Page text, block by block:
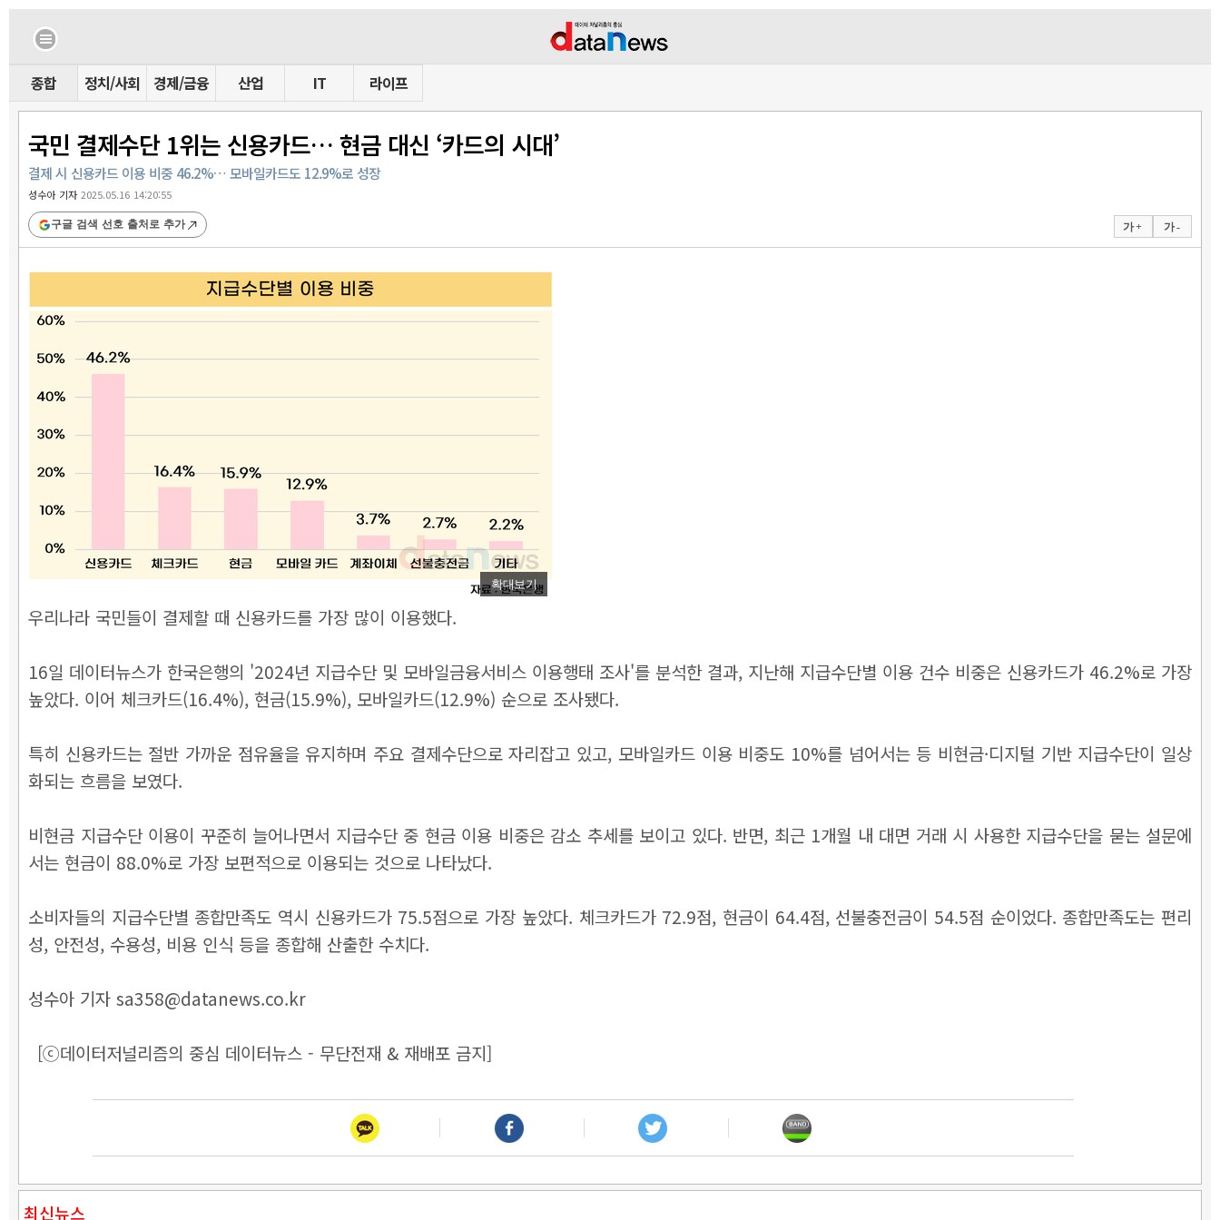
종합 정치/사회 경제/금융 산업 IT 라이프
국민 결제수단 1위는 신용카드… 현금 대신 ‘카드의 시대’
결제 시 신용카드 이용 비중 46.2%… 모바일카드도 12.9%로 성장
성수아 기자2025.05.16 14:20:55
가 + 가 -
구글 검색 선호 출처로 추가
확대보기
우리나라 국민들이 결제할 때 신용카드를 가장 많이 이용했다.
16일 데이터뉴스가 한국은행의 '2024년 지급수단 및 모바일금융서비스 이용행태 조사'를 분석한 결과, 지난해 지급수단별 이용 건수 비중은 신용카드가 46.2%로 가장
높았다. 이어 체크카드(16.4%), 현금(15.9%), 모바일카드(12.9%) 순으로 조사됐다.
특히 신용카드는 절반 가까운 점유율을 유지하며 주요 결제수단으로 자리잡고 있고, 모바일카드 이용 비중도 10%를 넘어서는 등 비현금·디지털 기반 지급수단이 일상
화되는 흐름을 보였다.
비현금 지급수단 이용이 꾸준히 늘어나면서 지급수단 중 현금 이용 비중은 감소 추세를 보이고 있다. 반면, 최근 1개월 내 대면 거래 시 사용한 지급수단을 묻는 설문에
서는 현금이 88.0%로 가장 보편적으로 이용되는 것으로 나타났다.
소비자들의 지급수단별 종합만족도 역시 신용카드가 75.5점으로 가장 높았다. 체크카드가 72.9점, 현금이 64.4점, 선불충전금이 54.5점 순이었다. 종합만족도는 편리
성, 안전성, 수용성, 비용 인식 등을 종합해 산출한 수치다.
성수아 기자 sa358@datanews.co.kr
[ⓒ데이터저널리즘의 중심 데이터뉴스 - 무단전재 & 재배포 금지]
최신뉴스